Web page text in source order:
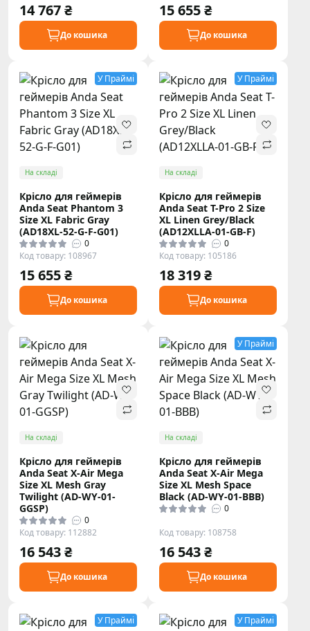
14 767 ₴
До кошика
15 655 ₴
До кошика
У Праймі
На складі
Крісло для геймерів
Anda Seat Phantom 3
Size XL Fabric Gray
(AD18XL-52-G-F-G01)
0
Код товару: 108967
15 655 ₴
До кошика
У Праймі
На складі
Крісло для геймерів
Anda Seat T-Pro 2 Size
XL Linen Grey/Black
(AD12XLLA-01-GB-F)
0
Код товару: 105186
18 319 ₴
До кошика
На складі
Крісло для геймерів
Anda Seat X-Air Mega
Size XL Mesh Gray
Twilight (AD-WY-01-
GGSP)
0
Код товару: 112882
16 543 ₴
До кошика
У Праймі
На складі
Крісло для геймерів
Anda Seat X-Air Mega
Size XL Mesh Space
Black (AD-WY-01-BBB)
0
Код товару: 108758
16 543 ₴
До кошика
У Праймі У Праймі